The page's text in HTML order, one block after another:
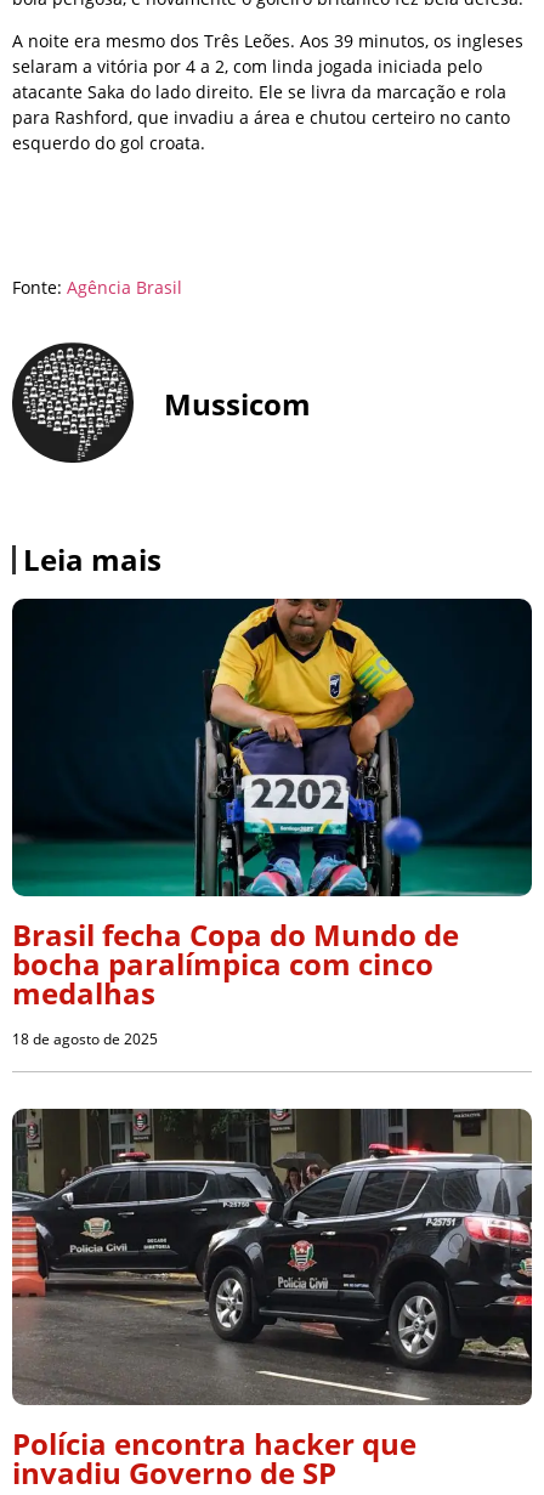
A noite era mesmo dos Três Leões. Aos 39 minutos, os ingleses
selaram a vitória por 4 a 2, com linda jogada iniciada pelo
atacante Saka do lado direito. Ele se livra da marcação e rola
para Rashford, que invadiu a área e chutou certeiro no canto
esquerdo do gol croata.
Fonte: Agência Brasil
Mussicom
Leia mais
Brasil fecha Copa do Mundo de
bocha paralímpica com cinco
medalhas
18 de agosto de 2025
Polícia encontra hacker que
invadiu Governo de SP